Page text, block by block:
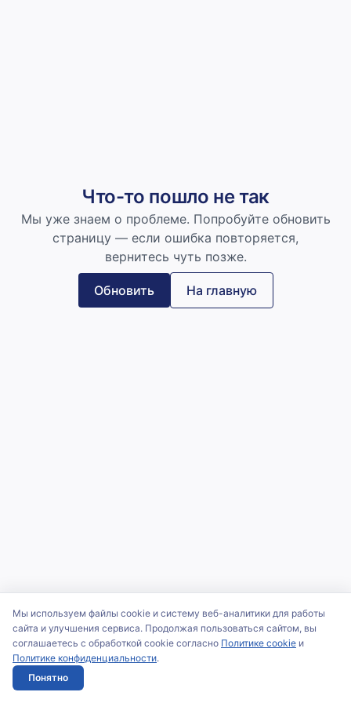
Что-то пошло не так
Мы уже знаем о проблеме. Попробуйте обновить
страницу — если ошибка повторяется,
вернитесь чуть позже.
Обновить На главную
Мы используем файлы cookie и систему веб-аналитики для работы
сайта и улучшения сервиса. Продолжая пользоваться сайтом, вы
соглашаетесь с обработкой cookie согласно Политике cookie и
Политике конфиденциальности.
Понятно